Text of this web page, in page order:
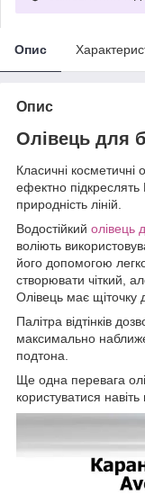
Опис
Опис
Олівець для
Класичні косметичні
ефектно підкреслять
природність ліній.
Водостійкий олівець
воліють
його допомогою
створювати чіткий,
Олівець має щіточку
Палітра відтінків
максимально
подтона.
Ще одна перевага
користуватися